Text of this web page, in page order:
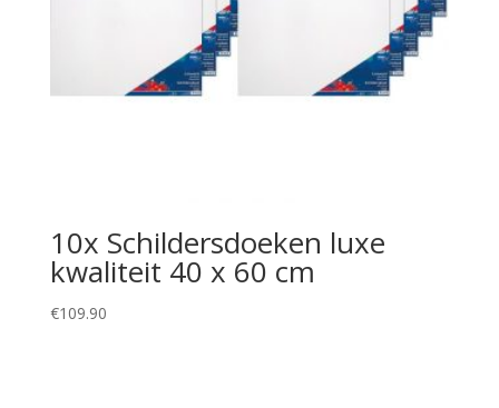
10x Schildersdoeken luxe
kwaliteit 40 x 60 cm
€109.90